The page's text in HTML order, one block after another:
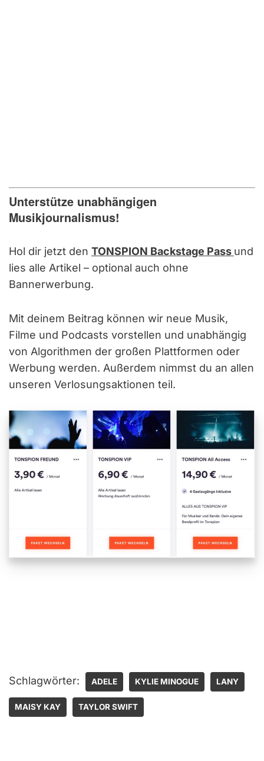
Unterstütze unabhängigen
Musikjournalismus!
Hol dir jetzt den TONSPION Backstage Pass und
lies alle Artikel – optional auch ohne
Bannerwerbung.
Mit deinem Beitrag können wir neue Musik,
Filme und Podcasts vorstellen und unabhängig
von Algorithmen der großen Plattformen oder
Werbung werden. Außerdem nimmst du an allen
unseren Verlosungsaktionen teil.
Schlagwörter: ADELE KYLIE MINOGUE LANY
MAISY KAY TAYLOR SWIFT